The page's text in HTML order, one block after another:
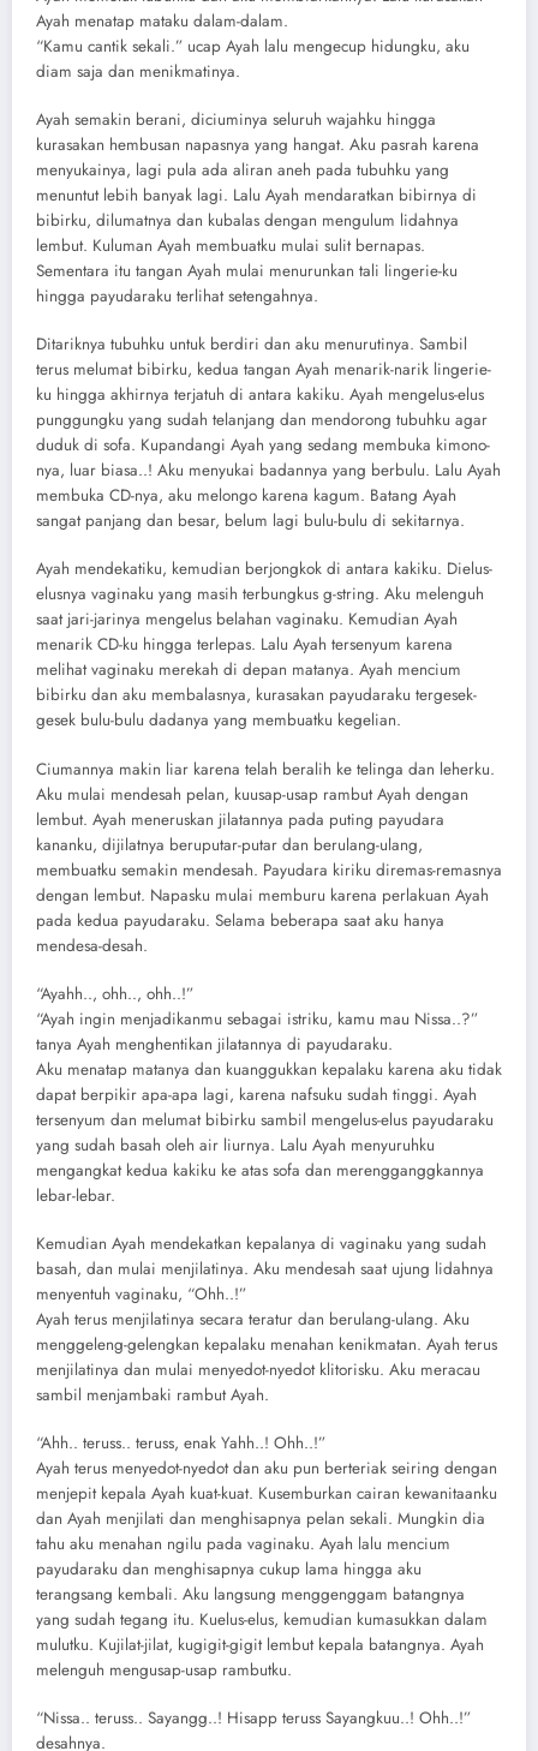
Ayah menatap mataku dalam-dalam.
“Kamu cantik sekali.” ucap Ayah lalu mengecup hidungku, aku
diam saja dan menikmatinya.
Ayah semakin berani, diciuminya seluruh wajahku hingga
kurasakan hembusan napasnya yang hangat. Aku pasrah karena
menyukainya, lagi pula ada aliran aneh pada tubuhku yang
menuntut lebih banyak lagi. Lalu Ayah mendaratkan bibirnya di
bibirku, dilumatnya dan kubalas dengan mengulum lidahnya
lembut. Kuluman Ayah membuatku mulai sulit bernapas.
Sementara itu tangan Ayah mulai menurunkan tali lingerie-ku
hingga payudaraku terlihat setengahnya.
Ditariknya tubuhku untuk berdiri dan aku menurutinya. Sambil
terus melumat bibirku, kedua tangan Ayah menarik-narik lingerie-
ku hingga akhirnya terjatuh di antara kakiku. Ayah mengelus-elus
punggungku yang sudah telanjang dan mendorong tubuhku agar
duduk di sofa. Kupandangi Ayah yang sedang membuka kimono-
nya, luar biasa..! Aku menyukai badannya yang berbulu. Lalu Ayah
membuka CD-nya, aku melongo karena kagum. Batang Ayah
sangat panjang dan besar, belum lagi bulu-bulu di sekitarnya.
Ayah mendekatiku, kemudian berjongkok di antara kakiku. Dielus-
elusnya vaginaku yang masih terbungkus g-string. Aku melenguh
saat jari-jarinya mengelus belahan vaginaku. Kemudian Ayah
menarik CD-ku hingga terlepas. Lalu Ayah tersenyum karena
melihat vaginaku merekah di depan matanya. Ayah mencium
bibirku dan aku membalasnya, kurasakan payudaraku tergesek-
gesek bulu-bulu dadanya yang membuatku kegelian.
Ciumannya makin liar karena telah beralih ke telinga dan leherku.
Aku mulai mendesah pelan, kuusap-usap rambut Ayah dengan
lembut. Ayah meneruskan jilatannya pada puting payudara
kananku, dijilatnya beruputar-putar dan berulang-ulang,
membuatku semakin mendesah. Payudara kiriku diremas-remasnya
dengan lembut. Napasku mulai memburu karena perlakuan Ayah
pada kedua payudaraku. Selama beberapa saat aku hanya
mendesa-desah.
“Ayahh.., ohh.., ohh..!”
“Ayah ingin menjadikanmu sebagai istriku, kamu mau Nissa..?”
tanya Ayah menghentikan jilatannya di payudaraku.
Aku menatap matanya dan kuanggukkan kepalaku karena aku tidak
dapat berpikir apa-apa lagi, karena nafsuku sudah tinggi. Ayah
tersenyum dan melumat bibirku sambil mengelus-elus payudaraku
yang sudah basah oleh air liurnya. Lalu Ayah menyuruhku
mengangkat kedua kakiku ke atas sofa dan merengganggkannya
lebar-lebar.
Kemudian Ayah mendekatkan kepalanya di vaginaku yang sudah
basah, dan mulai menjilatinya. Aku mendesah saat ujung lidahnya
menyentuh vaginaku, “Ohh..!”
Ayah terus menjilatinya secara teratur dan berulang-ulang. Aku
menggeleng-gelengkan kepalaku menahan kenikmatan. Ayah terus
menjilatinya dan mulai menyedot-nyedot klitorisku. Aku meracau
sambil menjambaki rambut Ayah.
“Ahh.. teruss.. teruss, enak Yahh..! Ohh..!”
Ayah terus menyedot-nyedot dan aku pun berteriak seiring dengan
menjepit kepala Ayah kuat-kuat. Kusemburkan cairan kewanitaanku
dan Ayah menjilati dan menghisapnya pelan sekali. Mungkin dia
tahu aku menahan ngilu pada vaginaku. Ayah lalu mencium
payudaraku dan menghisapnya cukup lama hingga aku
terangsang kembali. Aku langsung menggenggam batangnya
yang sudah tegang itu. Kuelus-elus, kemudian kumasukkan dalam
mulutku. Kujilat-jilat, kugigit-gigit lembut kepala batangnya. Ayah
melenguh mengusap-usap rambutku.
“Nissa.. teruss.. Sayangg..! Hisapp teruss Sayangkuu..! Ohh..!”
desahnya.